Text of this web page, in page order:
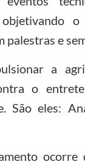
objetivando
palestras e
a
o
São eles: